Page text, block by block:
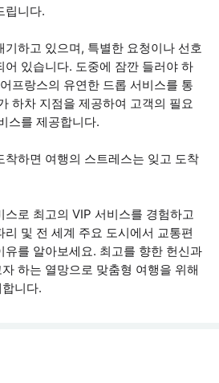
립니다.
기하고 있으며, 특별한 요청이나 선호
어 있습니다. 도중에 잠깐 들러야 하
프랑스의 유연한 드롭 서비스를 통
하차 지점을 제공하여 고객의 필요
스를 제공합니다.
착하면 여행의 스트레스는 잊고 도착
스로 최고의 VIP 서비스를 경험하고
및 전 세계 주요 도시에서 교통편
유를 알아보세요. 최고를 향한 헌신과
하는 열망으로 맞춤형 여행을 위해
니다.